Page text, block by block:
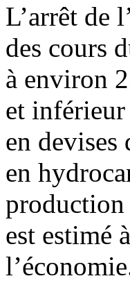
L’arrêt de
des cours
à environ
et inférieur
en
en
production
est estimé